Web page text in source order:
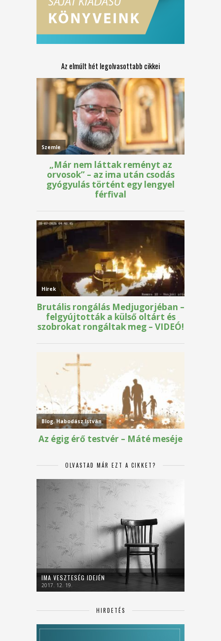
Az elmúlt hét legolvasottabb cikkei
OLVASTAD MÁR EZT A CIKKET?
IMA VESZTESÉG IDEJÉN
2017. 12. 19.
HIRDETÉS